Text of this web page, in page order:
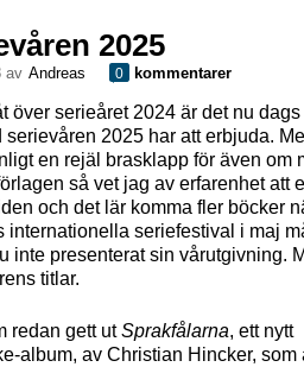
2025
av Andreas 0 kommentarer
över serieåret 2024 är det nu dags
serievåren 2025 har att erbjuda.
en rejäl brasklapp för även om
så vet jag av erfarenhet att
och det lär komma fler böcker
internationella seriefestival i maj
inte presenterat sin vårutgivning.
titlar.
redan gett utSprakfålarna, ett nytt
album, av Christian Hincker, som